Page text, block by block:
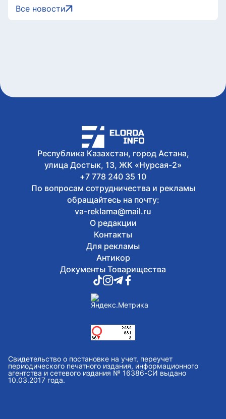
7 августа, 2026
Свыше 1900 ИИ-фильмов из более чем
средневековья: что приготовили для
гостей Comic Con Astana 2026
Все новости
Республика Казахстан, город Астана,
улица Достык, 13, ЖК «Нурсая-2»
+7 778 240 35 10
По вопросам сотрудничества и рекламы
обращайтесь на почту:
va-reklama@mail.ru
О редакции
Контакты
Для рекламы
Антикор
Документы Товарищества
Свидетельство о постановке на учет, переучет
периодического печатного издания, информационного
агентства и сетевого издания № 16386-СИ выдано
10.03.2017 года.